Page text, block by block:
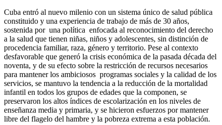
Cuba entró al nuevo milenio con un sistema único de salud pública
constituido y una experiencia de trabajo de más de 30 años,
sostenida por una política enfocada al reconocimiento del derecho
a la salud que tienen niñas, niños y adolescentes, sin distinción de
procedencia familiar, raza, género y territorio. Pese al contexto
desfavorable que generó la crisis económica de la pasada década del
noventa, y de su efecto sobre la restricción de recursos necesarios
para mantener los ambiciosos programas sociales y la calidad de los
servicios, se mantuvo la tendencia a la reducción de la mortalidad
infantil en todos los grupos de edades que la componen, se
preservaron los altos índices de escolarización en los niveles de
enseñanza media y primaria, y se hicieron esfuerzos por mantener
libre del flagelo del hambre y la pobreza extrema a esta población.